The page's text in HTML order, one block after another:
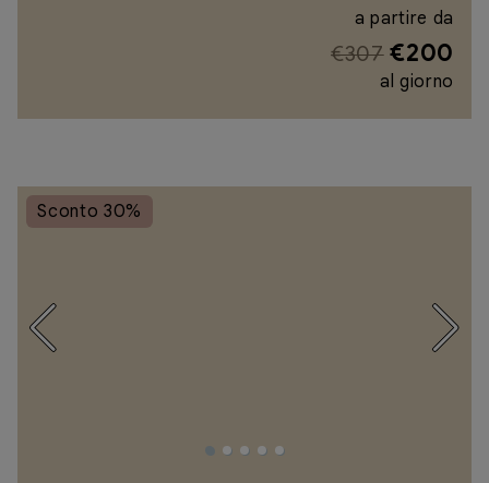
a partire da
€307 €200
al giorno
Sconto 30%